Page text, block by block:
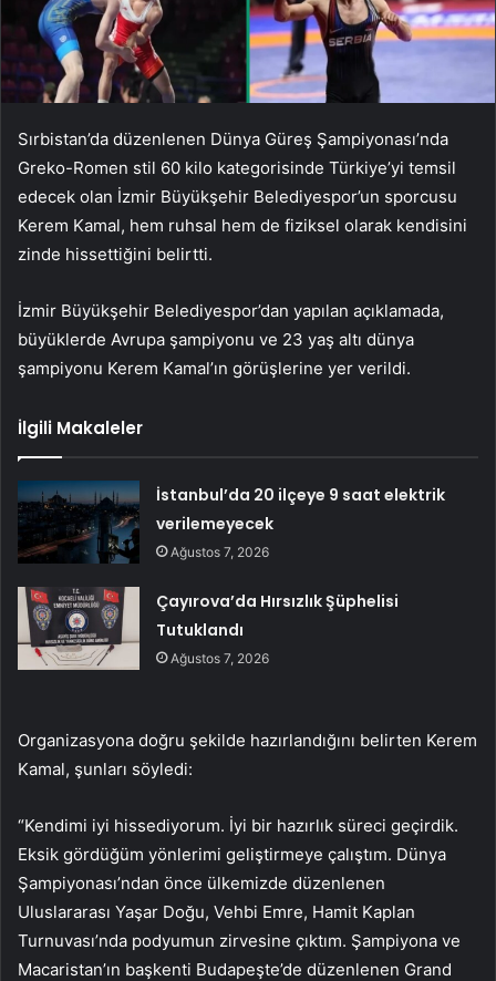
Sırbistan’da düzenlenen Dünya Güreş Şampiyonası’nda
Greko-Romen stil 60 kilo kategorisinde Türkiye’yi temsil
edecek olan İzmir Büyükşehir Belediyespor’un sporcusu
Kerem Kamal, hem ruhsal hem de fiziksel olarak kendisini
zinde hissettiğini belirtti.
İzmir Büyükşehir Belediyespor’dan yapılan açıklamada,
büyüklerde Avrupa şampiyonu ve 23 yaş altı dünya
şampiyonu Kerem Kamal’ın görüşlerine yer verildi.
İlgili Makaleler
İstanbul’da 20 ilçeye 9 saat elektrik
verilemeyecek
Ağustos 7, 2026
Çayırova’da Hırsızlık Şüphelisi
Tutuklandı
Ağustos 7, 2026
Organizasyona doğru şekilde hazırlandığını belirten Kerem
Kamal, şunları söyledi:
“Kendimi iyi hissediyorum. İyi bir hazırlık süreci geçirdik.
Eksik gördüğüm yönlerimi geliştirmeye çalıştım. Dünya
Şampiyonası’ndan önce ülkemizde düzenlenen
Uluslararası Yaşar Doğu, Vehbi Emre, Hamit Kaplan
Turnuvası’nda podyumun zirvesine çıktım. Şampiyona ve
Macaristan’ın başkenti Budapeşte’de düzenlenen Grand